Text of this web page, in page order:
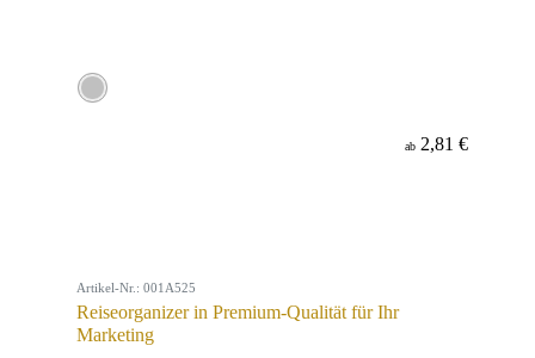
ab 2,81 €
Artikel-Nr.: 001A525
Reiseorganizer in Premium-Qualität für Ihr
Marketing